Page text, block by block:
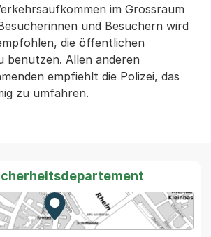
im Grossraum
und Besuchern wird
die öffentlichen
benutzen. Allen anderen
empfiehlt die Polizei, das
zu umfahren.
Zur Karte von MapBS.
Externer Link, wird in einem